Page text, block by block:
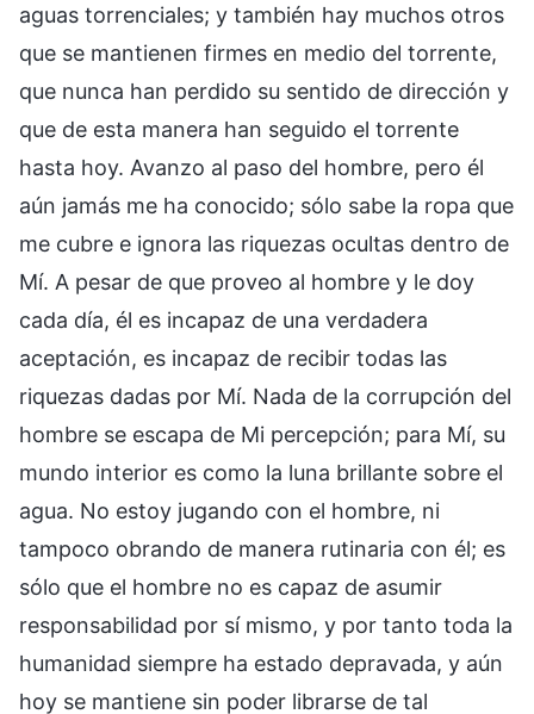
aguas torrenciales; y también hay muchos otros
que se mantienen firmes en medio del torrente,
que nunca han perdido su sentido de dirección y
que de esta manera han seguido el torrente
hasta hoy. Avanzo al paso del hombre, pero él
aún jamás me ha conocido; sólo sabe la ropa que
me cubre e ignora las riquezas ocultas dentro de
Mí. A pesar de que proveo al hombre y le doy
cada día, él es incapaz de una verdadera
aceptación, es incapaz de recibir todas las
riquezas dadas por Mí. Nada de la corrupción del
hombre se escapa de Mi percepción; para Mí, su
mundo interior es como la luna brillante sobre el
agua. No estoy jugando con el hombre, ni
tampoco obrando de manera rutinaria con él; es
sólo que el hombre no es capaz de asumir
responsabilidad por sí mismo, y por tanto toda la
humanidad siempre ha estado depravada, y aún
hoy se mantiene sin poder librarse de tal